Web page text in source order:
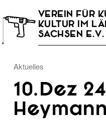
VEREIN FÜR
KULTUR IM
SACHSEN E.V.
Aktuelles
10.Dez